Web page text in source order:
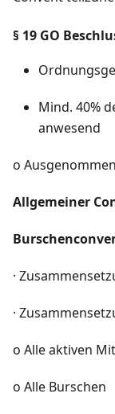
§ 19 GO
Mind. 40%
anwesend
o
Allgemeiner
·
·
o Alle aktiven
o Alle Burschen